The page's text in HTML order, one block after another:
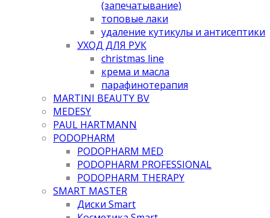
(запечатывание)
топовые лаки
удаление кутикулы и антисептики
УХОД ДЛЯ РУК
christmas line
крема и масла
парафинотерапия
MARTINI BEAUTY BV
MEDESY
PAUL HARTMANN
PODOPHARM
PODOPHARM MED
PODOPHARM PROFESSIONAL
PODOPHARM THERAPY
SMART MASTER
Диски Smart